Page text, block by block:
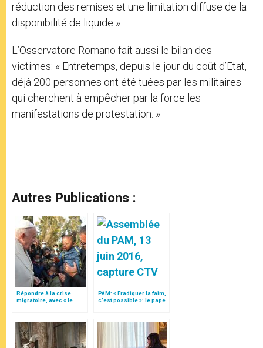
réduction des remises et une limitation diffuse de la
disponibilité de liquide »
L’Osservatore Romano fait aussi le bilan des
victimes: « Entretemps, depuis le jour du coût d’Etat,
déjà 200 personnes ont été tuées par les militaires
qui cherchent à empêcher par la force les
manifestations de protestation. »
Autres Publications :
Répondre à la crise
migratoire, avec « le
PAM: « Eradiquer la faim,
c’est possible »: le pape